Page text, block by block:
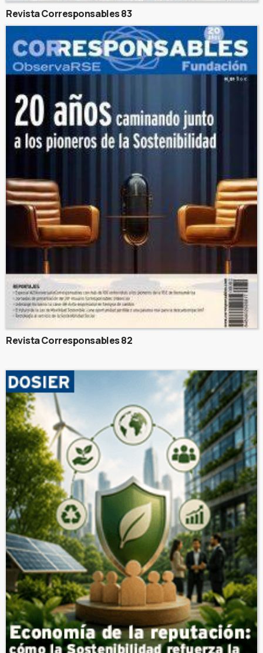
Revista Corresponsables 83
Revista Corresponsables 82